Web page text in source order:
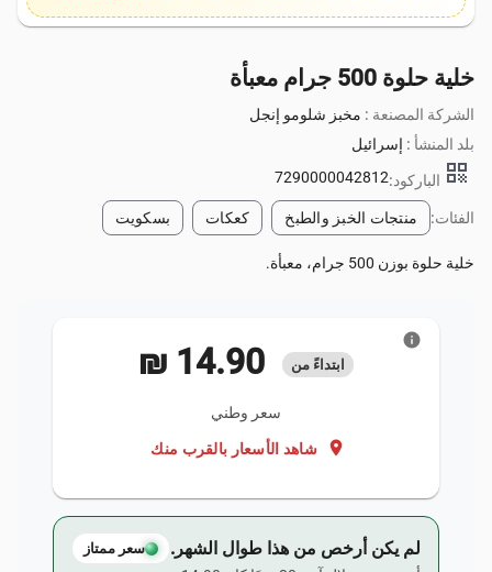
خلية حلوة 500 جرام معبأة
الشركة المصنعة : مخبز شلومو إنجل
بلد المنشأ : إسرائيل
qr_code الباركود:7290000042812
الفئات: منتجات الخبز والطبخ كعكات بسكويت
خلية حلوة بوزن 500 جرام، معبأة.
ابتداءً من
سعر وطني
location_on شاهد الأسعار بالقرب منك
info
لم يكن أرخص من هذا طوال الشهر. سعر ممتاز